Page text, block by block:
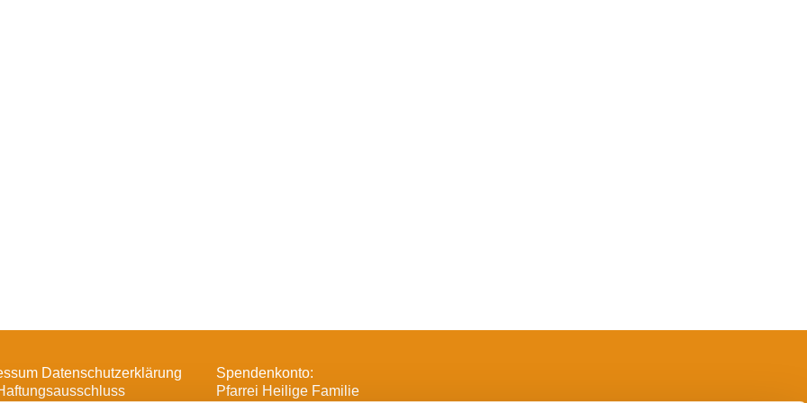
Datenschutzerklärung
Spendenkonto:
Pfarrei Heilige Familie